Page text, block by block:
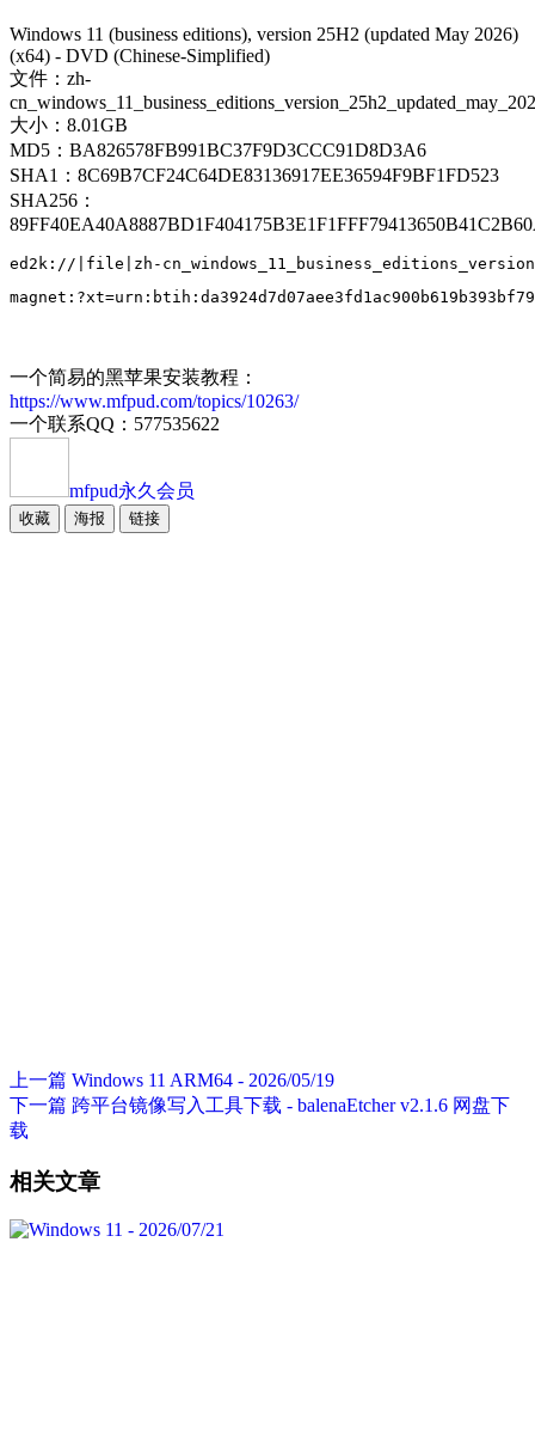
Windows 11 (business editions), version 25H2 (updated May 2026)
(x64) - DVD (Chinese-Simplified)
文件：zh-
大小：8.01GB
MD5：BA826578FB991BC37F9D3CCC91D8D3A6
SHA1：8C69B7CF24C64DE83136917EE36594F9BF1FD523
SHA256：
一个简易的黑苹果安装教程：
https://www.mfpud.com/topics/10263/
一个联系QQ：577535622
mfpud永久会员
收藏 海报 链接
上一篇 Windows 11 ARM64 - 2026/05/19
下一篇 跨平台镜像写入工具下载 - balenaEtcher v2.1.6 网盘下
载
相关文章